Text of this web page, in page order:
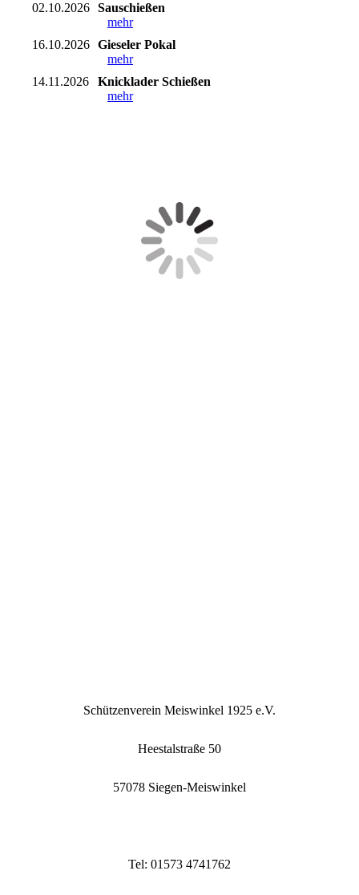
02.10.2026 Sauschießen
mehr
16.10.2026 Gieseler Pokal
mehr
14.11.2026
Knicklader Schießen
mehr
Schützenverein Meiswinkel 1925 e.V.
Heestalstraße 50
57078 Siegen-Meiswinkel
Tel: 01573 4741762